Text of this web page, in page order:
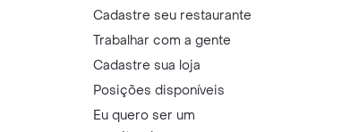
Cadastre seu restaurante
Trabalhar com a gente
Cadastre sua loja
Posições disponíveis
Eu quero ser um